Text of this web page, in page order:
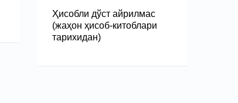
Ҳисобли дўст айрилмас
(жаҳон ҳисоб-китоблари
тарихидан)